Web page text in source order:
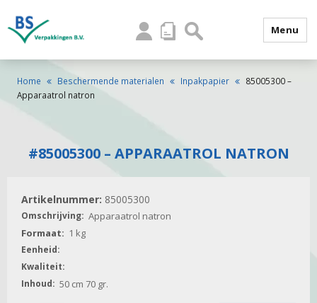
Menu
Home Beschermende materialen Inpakpapier
85005300 –
Apparaatrol natron
#85005300 – APPARAATROL NATRON
85005300
Apparaatrol natron
1 kg
50 cm 70 gr.